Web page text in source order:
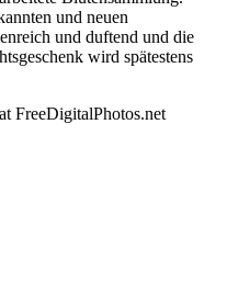
und neuen
und duftend und die
wird spätestens
FreeDigitalPhotos.net